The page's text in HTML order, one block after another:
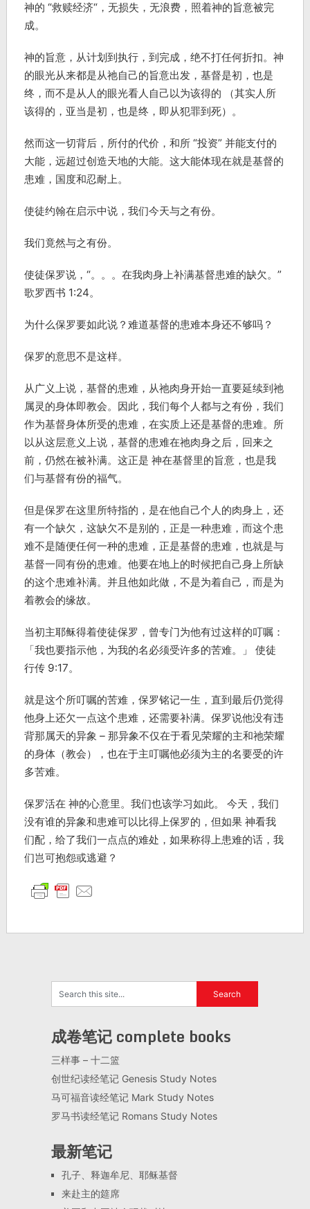
神的 “救赎经济“，无损失，无浪费，照着神的旨意被完
成。
神的旨意，从计划到执行，到完成，绝不打任何折扣。神
的眼光从来都是从祂自己的旨意出发，基督是初，也是
终，而不是从人的眼光看人自己以为该得的 （其实人所
该得的，亚当是初，也是终，即从犯罪到死）。
然而这一切背后，所付的代价，和所 “投资” 并能支付的
大能，远超过创造天地的大能。这大能体现在就是基督的
患难，国度和忍耐上。
使徒约翰在启示中说，我们今天与之有份。
我们竟然与之有份。
使徒保罗说，“。。。在我肉身上补满基督患难的缺欠。”
歌罗西书 1:24。
为什么保罗要如此说？难道基督的患难本身还不够吗？
保罗的意思不是这样。
从广义上说，基督的患难，从祂肉身开始一直要延续到祂
属灵的身体即教会。因此，我们每个人都与之有份，我们
作为基督身体所受的患难，在实质上还是基督的患难。所
以从这层意义上说，基督的患难在祂肉身之后，回来之
前，仍然在被补满。这正是 神在基督里的旨意，也是我
们与基督有份的福气。
但是保罗在这里所特指的，是在他自己个人的肉身上，还
有一个缺欠，这缺欠不是别的，正是一种患难，而这个患
难不是随便任何一种的患难，正是基督的患难，也就是与
基督一同有份的患难。他要在地上的时候把自己身上所缺
的这个患难补满。并且他如此做，不是为着自己，而是为
着教会的缘故。
当初主耶稣得着使徒保罗，曾专门为他有过这样的叮嘱：
「我也要指示他，为我的名必须受许多的苦难。」 使徒
行传 9:17。
就是这个所叮嘱的苦难，保罗铭记一生，直到最后仍觉得
他身上还欠一点这个患难，还需要补满。保罗说他没有违
背那属天的异象 – 那异象不仅在于看见荣耀的主和祂荣耀
的身体（教会），也在于主叮嘱他必须为主的名要受的许
多苦难。
保罗活在 神的心意里。我们也该学习如此。 今天，我们
没有谁的异象和患难可以比得上保罗的，但如果 神看我
们配，给了我们一点点的难处，如果称得上患难的话，我
们岂可抱怨或逃避？
成卷笔记 complete books
三样事 – 十二篮
创世纪读经笔记 Genesis Study Notes
马可福音读经笔记 Mark Study Notes
罗马书读经笔记 Romans Study Notes
最新笔记
孔子、释迦牟尼、耶稣基督
来赴主的筵席